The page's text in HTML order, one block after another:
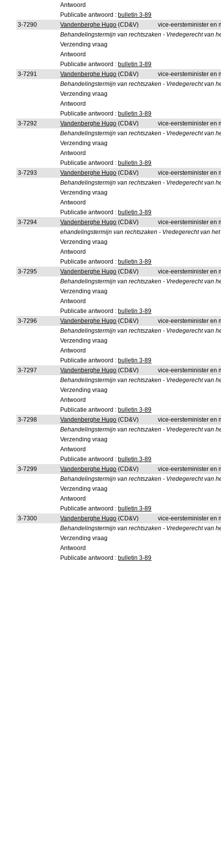
Antwoord
Publicatie antwoord : bulletin 3-89
3-7290
Vandenberghe Hugo (CD&V)
vice-eersteminister en
Behandelingstermijn van rechtszaken - Vredegerecht van
Verzending vraag
Antwoord
Publicatie antwoord : bulletin 3-89
3-7291
Vandenberghe Hugo (CD&V)
vice-eersteminister en
Behandelingstermijn van rechtszaken - Vredegerecht van
Verzending vraag
Antwoord
Publicatie antwoord : bulletin 3-89
3-7292
Vandenberghe Hugo (CD&V)
vice-eersteminister en
Behandelingstermijn van rechtszaken - Vredegerecht van
Verzending vraag
Antwoord
Publicatie antwoord : bulletin 3-89
3-7293
Vandenberghe Hugo (CD&V)
vice-eersteminister en
Behandelingstermijn van rechtszaken - Vredegerecht van
Verzending vraag
Antwoord
Publicatie antwoord : bulletin 3-89
3-7294
Vandenberghe Hugo (CD&V)
vice-eersteminister en
ehandelingstermijn van rechtszaken - Vredegerecht van
Verzending vraag
Antwoord
Publicatie antwoord : bulletin 3-89
3-7295
Vandenberghe Hugo (CD&V)
vice-eersteminister en
Behandelingstermijn van rechtszaken - Vredegerecht van
Verzending vraag
Antwoord
Publicatie antwoord : bulletin 3-89
3-7296
Vandenberghe Hugo (CD&V)
vice-eersteminister en
Behandelingstermijn van rechtszaken - Vredegerecht van
Verzending vraag
Antwoord
Publicatie antwoord : bulletin 3-89
3-7297
Vandenberghe Hugo (CD&V)
vice-eersteminister en
Behandelingstermijn van rechtszaken - Vredegerecht van
Verzending vraag
Antwoord
Publicatie antwoord : bulletin 3-89
3-7298
Vandenberghe Hugo (CD&V)
vice-eersteminister en
Behandelingstermijn van rechtszaken - Vredegerecht van
Verzending vraag
Antwoord
Publicatie antwoord : bulletin 3-89
3-7299
Vandenberghe Hugo (CD&V)
vice-eersteminister en
Behandelingstermijn van rechtszaken - Vredegerecht van
Verzending vraag
Antwoord
Publicatie antwoord : bulletin 3-89
3-7300
Vandenberghe Hugo (CD&V)
vice-eersteminister en
Behandelingstermijn van rechtszaken - Vredegerecht van
Verzending vraag
Antwoord
Publicatie antwoord : bulletin 3-89